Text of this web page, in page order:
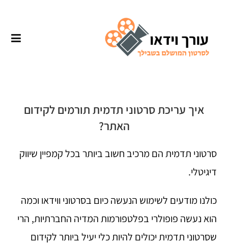
איך עריכת סרטוני תדמית תורמים לקידום
האתר?
סרטוני תדמית הם מרכיב חשוב ביותר בכל קמפיין שיווק
דיגיטלי.
כולנו מודעים לשימוש הנעשה כיום בסרטוני ווידאו וכמה
הוא נעשה פופולרי בפלטפורמות המדיה החברתיות, הרי
שסרטוני תדמית יכולים להיות כלי יעיל ביותר לקידום